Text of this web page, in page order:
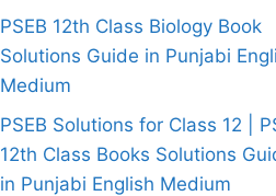
PSEB 12th Class Biology Book
Solutions Guide in Punjabi
Medium
PSEB Solutions for Class 12 |
12th Class Books Solutions
in Punjabi English Medium